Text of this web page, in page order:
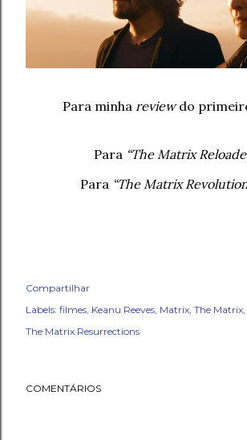
Para minha reviewdo
Para “The Matrix
Para “The Matrix
Compartilhar
Labels: filmes Keanu Reeves Matrix The Matrix
The Matrix Resurrections
COMENTÁRIOS